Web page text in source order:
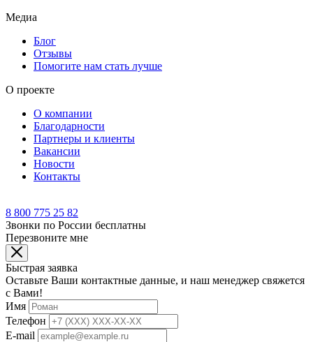
Медиа
Блог
Отзывы
Помогите нам стать лучше
О проекте
О компании
Благодарности
Партнеры и клиенты
Вакансии
Новости
Контакты
8 800 775 25 82
Звонки по России бесплатны
Перезвоните мне
Быстрая заявка
Оставьте Ваши контактные данные, и наш менеджер свяжется
с Вами!
Имя
Телефон
E-mail